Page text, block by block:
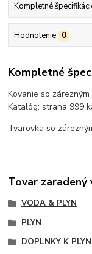
Kompletné
Hodnotenie 0
Kompletné
Kovanie so
Katalóg: strana 999
Tvarovka so
Tovar zaradený
VODA & PLYN
PLYN
DOPLNKY K